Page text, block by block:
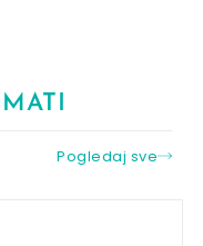
Pogledaj sve